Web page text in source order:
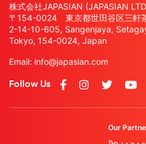
株式会社JAPASIAN (JAPASIAN
〒154-0024 東京都世田谷区三軒
2-14-10-605, Sangenjaya,
Tokyo, 154-0024, Japan
Email: info@japasian.com
Follow Us
Our